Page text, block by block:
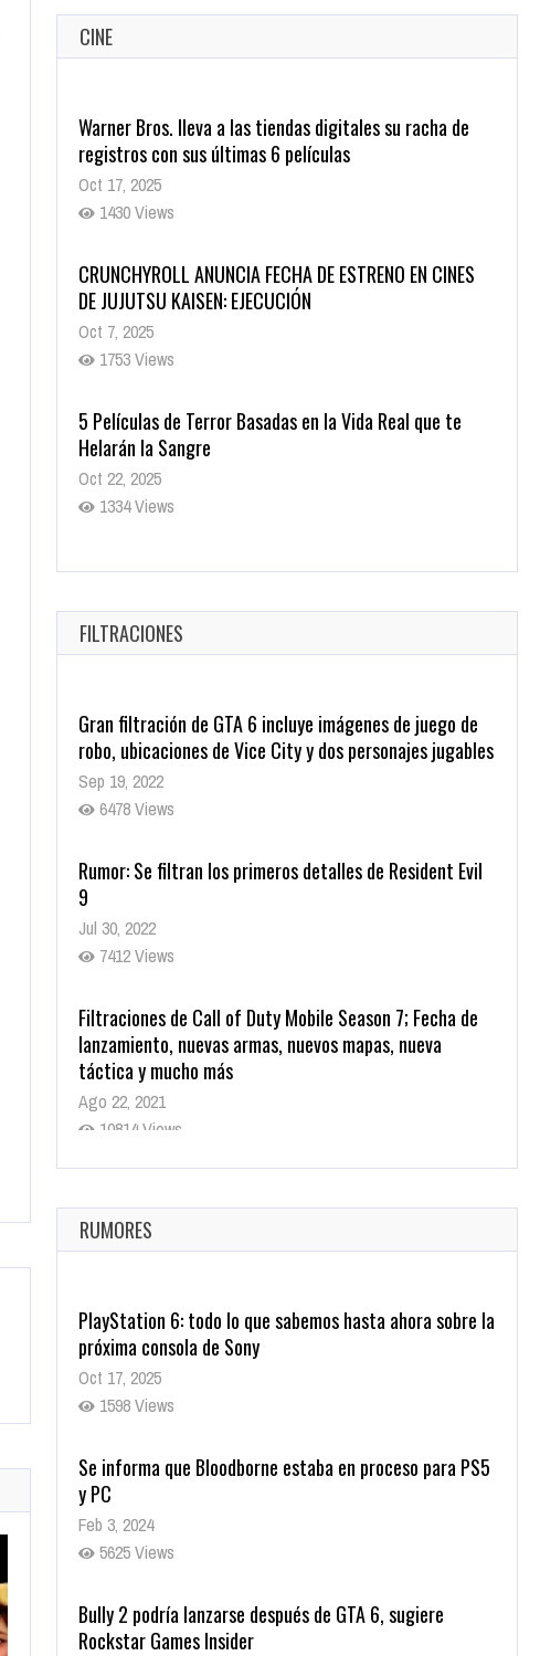
CINE
Warner Bros. lleva a las tiendas digitales su racha de
registros con sus últimas 6 películas
Oct 17, 2025
1430 Views
CRUNCHYROLL ANUNCIA FECHA DE ESTRENO EN CINES
DE JUJUTSU KAISEN: EJECUCIÓN
Oct 7, 2025
1753 Views
5 Películas de Terror Basadas en la Vida Real que te
Helarán la Sangre
Oct 22, 2025
1334 Views
Revive el terror: El conjuro 4: Últimos ritos ya está
Oct 20, 2025
1375 Views
FILTRACIONES
Gran filtración de GTA 6 incluye imágenes de juego de
robo, ubicaciones de Vice City y dos personajes jugables
Sep 19, 2022
6478 Views
Rumor: Se filtran los primeros detalles de Resident Evil
9
Jul 30, 2022
7412 Views
Filtraciones de Call of Duty Mobile Season 7; Fecha de
lanzamiento, nuevas armas, nuevos mapas, nueva
táctica y mucho más
Ago 22, 2021
10814 Views
La configuración de Call of Duty 2021 aparentemente
Ago 8, 2021
9998 Views
RUMORES
PlayStation 6: todo lo que sabemos hasta ahora sobre la
próxima consola de Sony
Oct 17, 2025
1598 Views
Se informa que Bloodborne estaba en proceso para PS5
y PC
Feb 3, 2024
5625 Views
Bully 2 podría lanzarse después de GTA 6, sugiere
Rockstar Games Insider